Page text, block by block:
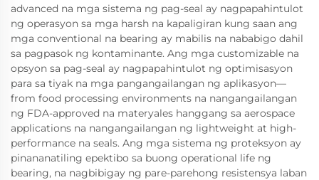
advanced na mga sistema ng pag-seal ay nagpapahintulot
ng operasyon sa mga harsh na kapaligiran kung saan ang
mga conventional na bearing ay mabilis na nababigo dahil
sa pagpasok ng kontaminante. Ang mga customizable na
opsyon sa pag-seal ay nagpapahintulot ng optimisasyon
para sa tiyak na mga pangangailangan ng aplikasyon—
from food processing environments na nangangailangan
ng FDA-approved na materyales hanggang sa aerospace
applications na nangangailangan ng lightweight at high-
performance na seals. Ang mga sistema ng proteksyon ay
pinananatiling epektibo sa buong operational life ng
bearing, na nagbibigay ng pare-parehong resistensya laban